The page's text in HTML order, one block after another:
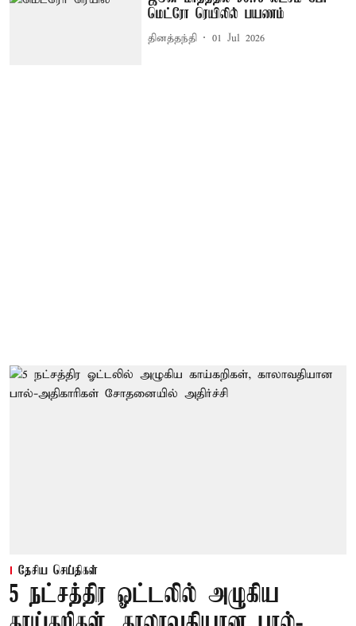
மெட்ரோ ரெயிலில் பயணம்
தினத்தந்தி 01 Jul 2026
தேசிய செய்திகள்
5 நட்சத்திர ஓட்டலில் அழுகிய